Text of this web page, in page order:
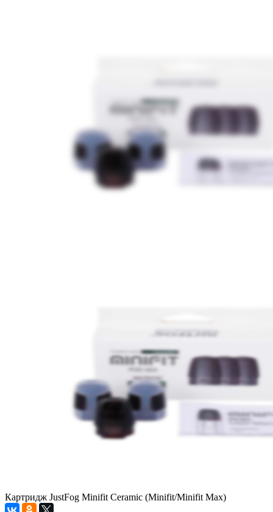
Картридж JustFog Minifit Ceramic (Minifit/Minifit Max)